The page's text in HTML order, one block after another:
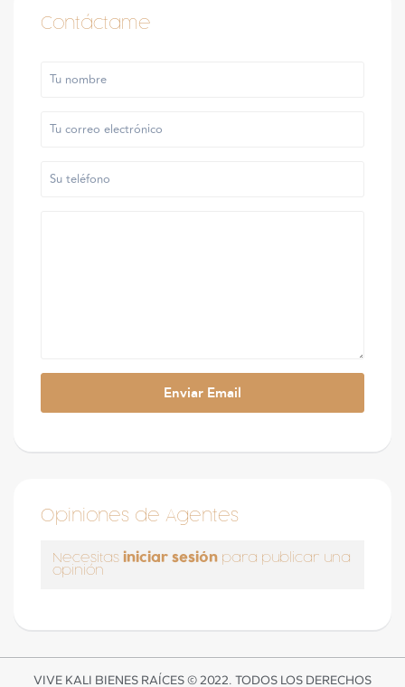
Contáctame
Opiniones de Agentes
Necesitas iniciar sesión para publicar una
opinión
VIVE KALI BIENES RAÍCES © 2022. TODOS LOS DERECHOS